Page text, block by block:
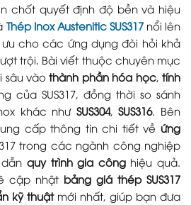
chốt quyết định độ bền và hiệu
Thép Inox Austenitic SUS317nổi lên
cho các ứng dụng đòi hỏi khả
trội. Bài viết thuộc chuyên mục
sâu vàothành phần hóa học,tính
của SUS317, đồng thời so sánh
khác như SUS304,SUS316. Bên
cấp thông tin chi tiết về ứng
trong các ngành công nghiệp
quy trình gia cônghiệu quả.
cập nhật bảng giá thép SUS317
kỹ thuậtmới nhất, giúp bạn đưa